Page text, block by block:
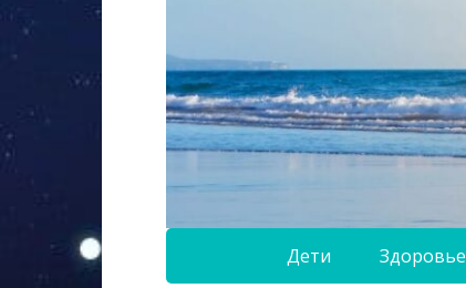
Дети Здоровье